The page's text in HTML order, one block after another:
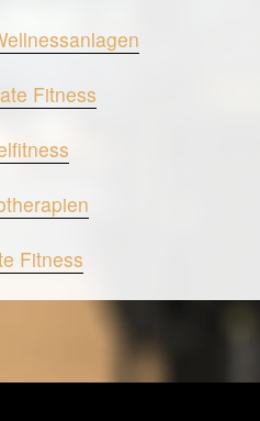
Fitness
Fitness